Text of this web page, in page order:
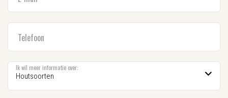
Telefoon
Ik wil meer informatie over: